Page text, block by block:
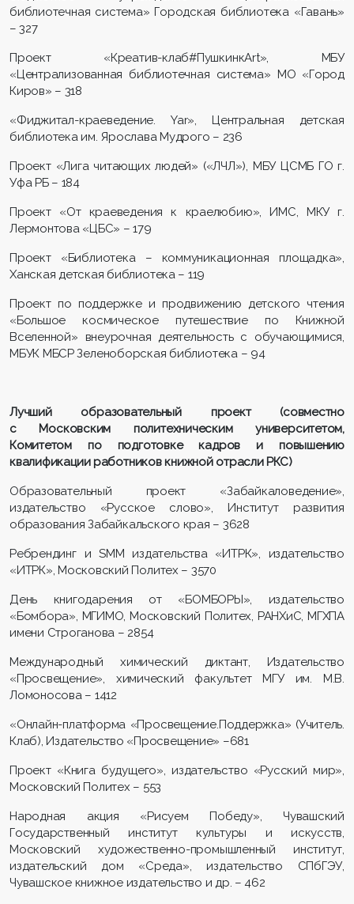
библиотечная система» Городская библиотека «Гавань»
– 327
Проект «Креатив-клаб#ПушкинкАrt», МБУ
«Централизованная библиотечная система» МО «Город
Киров» – 318
«Фиджитал-краеведение. Yar», Центральная детская
библиотека им. Ярослава Мудрого – 236
Проект «Лига читающих людей» («ЛЧЛ»), МБУ ЦСМБ ГО г.
Уфа РБ – 184
Проект «От краеведения к краелюбию», ИМC, МКУ г.
Лермонтова «ЦБС» – 179
Проект «Библиотека – коммуникационная площадка»,
Ханская детская библиотека – 119
Проект по поддержке и продвижению детского чтения
«Большое космическое путешествие по Книжной
Вселенной» внеурочная деятельность с обучающимися,
МБУК МБСР Зеленоборская библиотека – 94
Лучший образовательный проект (совместно
с Московским политехническим университетом,
Комитетом по подготовке кадров и повышению
квалификации работников книжной отрасли РКС)
Образовательный проект «Забайкаловедение»,
издательство «Русское слово», Институт развития
образования Забайкальского края – 3628
Ребрендинг и SMM издательства «ИТРК», издательство
«ИТРК», Московский Политех – 3570
День книгодарения от «БОМБОРЫ», издательство
«Бомбора», МГИМО, Московский Политех, РАНХиС, МГХПА
имени Строганова – 2854
Международный химический диктант, Издательство
«Просвещение», химический факультет МГУ им. М.В.
Ломоносова – 1412
«Онлайн-платформа «Просвещение.Поддержка» (Учитель.
Клаб), Издательство «Просвещение» –681
Проект «Книга будущего», издательство «Русский мир»,
Московский Политех – 553
Народная акция «Рисуем Победу», Чувашский
Государственный институт культуры и искусств,
Московский художественно-промышленный институт,
издательский дом «Среда», издательство СПбГЭУ,
Чувашское книжное издательство и др. – 462